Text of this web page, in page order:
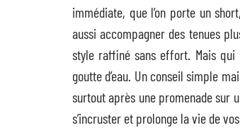
immédiate, que l’on porte un
aussi accompagner des tenues
style raffiné sans effort. Mais
goutte d’eau. Un conseil simple
surtout après une promenade sur
s’incruster et prolonge la vie de